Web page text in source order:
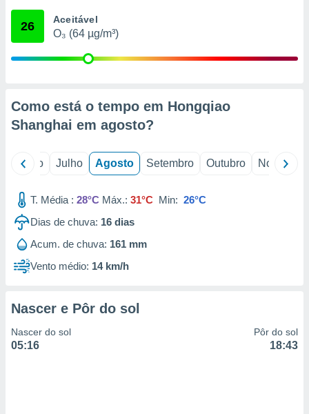
através
1199
26 Aceitável
O₃ (64 µg/m³)
Como está o tempo em Hongqiao
Shanghai em agosto?
Junho Julho Agosto Setembro Outubro Novembro
T. Média : 28°C Máx.: 31°C Min: 26°C
Dias de chuva: 16 dias
Acum. de chuva: 161 mm
Vento médio: 14 km/h
Nascer e Pôr do sol
Nascer do sol
05:16
Pôr do sol
18:43